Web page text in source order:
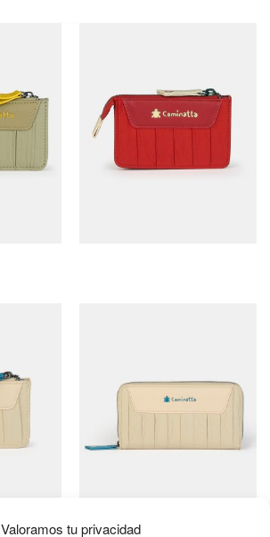
Valoramos tu privacidad